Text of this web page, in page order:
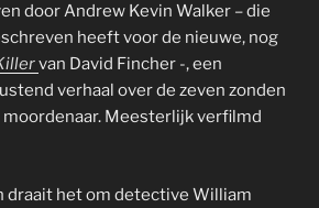
door Andrew Kevin Walker – die
heeft voor de nieuwe, nog
van David Fincher -, een
verhaal over de zeven zonden
Meesterlijk verfilmd
draait het om detective William